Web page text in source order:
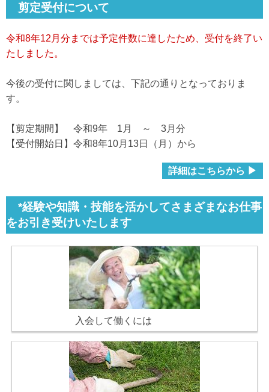
剪定受付について
令和8年12月分までは予定件数に達したため、受付を終了い
たしました。
今後の受付に関しましては、下記の通りとなっておりま
す。
【剪定期間】 令和9年 1月 ～ 3月分
【受付開始日】令和8年10月13日（月）から
詳細はこちらから ▶
*経験や知識・技能を活かしてさまざまなお仕事
をお引き受けいたします
入会して働くには